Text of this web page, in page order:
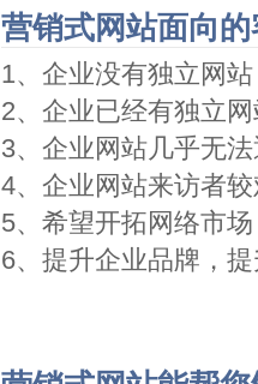
营销式网站面向
1、企业没有独立网
2、企业已经有独立
3、企业网站几乎无
4、企业网站来访者
5、希望开拓网络市
6、提升企业品牌，